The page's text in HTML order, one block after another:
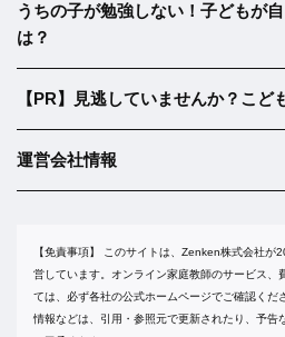
うちの子が勉強しない！子どもが
は？
【PR】見逃していませんか？こど
運営会社情報
【免責事項】
このサイトは、Zenken株式会社が
営しています。オンライン家庭教師のサービス、
ては、必ず各社の公式ホームページでご確認くだ
情報などは、引用・参照元で更新されたり、予告